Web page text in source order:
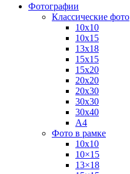
Фотографии
Классические фото
10х10
10х15
13х18
15х15
15х20
20х20
20х30
30х30
30х40
А4
Фото в рамке
10х10
10×15
13×18